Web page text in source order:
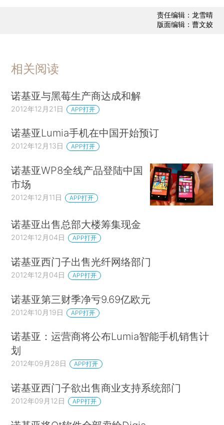
责任编辑：龙雪晴
版面编辑：曹文姣
相关阅读
诺基亚与黑莓生产商达成和解
2012年12月21日 APP打开
诺基亚Lumia手机在中国开始预订
2012年12月13日 APP打开
诺基亚WP8全线产品登陆中国
市场
2012年12月11日 APP打开
诺基亚出售总部大楼筹集现金
2012年12月04日 APP打开
诺基亚西门子出售光纤网络部门
2012年12月04日 APP打开
诺基亚第三财季净亏9.69亿欧元
2012年10月19日 APP打开
诺基亚：运营商将公布Lumia智能手机销售计
划
2012年09月28日 APP打开
诺基亚西门子欲出售商业支持系统部门
2012年09月12日 APP打开